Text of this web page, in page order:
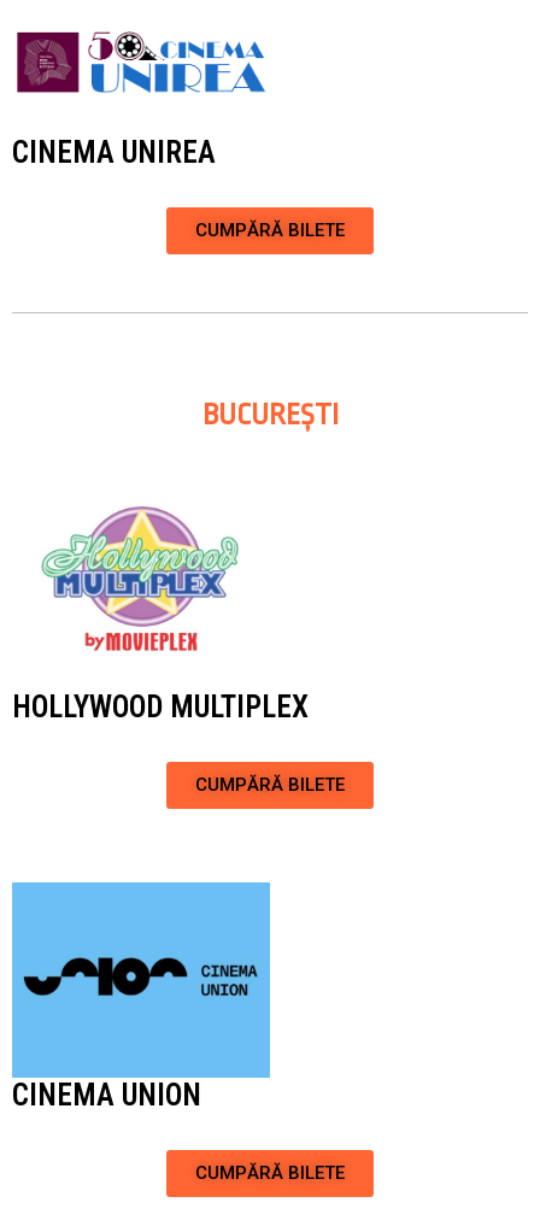
CINEMA UNIREA
CUMPĂRĂ BILETE
BUCUREȘTI
HOLLYWOOD MULTIPLEX
CUMPĂRĂ BILETE
CINEMA UNION
CUMPĂRĂ BILETE